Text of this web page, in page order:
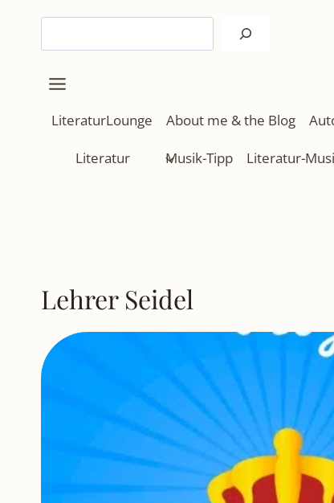
springen
LiteraturLounge About me & the Blog
Literatur Musik-Tipp Literatur-
Lehrer Seidel